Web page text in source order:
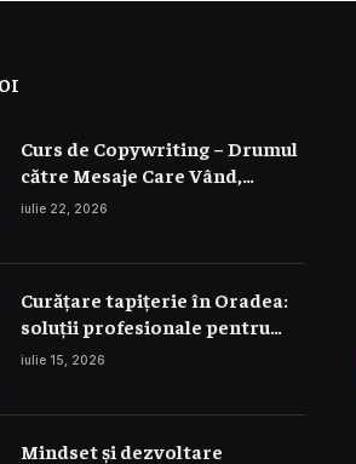
Curs de Copywriting – Drumul
către Mesaje Care Vând,
Conving și Construiesc
iulie 22, 2026
Curățare tapițerie în Oradea:
soluții profesionale pentru
canapele, saltele și interior
iulie 15, 2026
Mindset și dezvoltare